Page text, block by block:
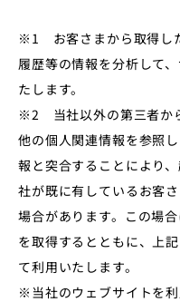
※1 お客さまから取得し
履歴等の情報を分析して
たします。
※2 当社以外の第三者か
他の個人関連情報を参照
報と突合することにより
社が既に有しているお客
場合があります。この場
を取得するとともに、上
て利⽤いたします。
※当社のウェブサイトを